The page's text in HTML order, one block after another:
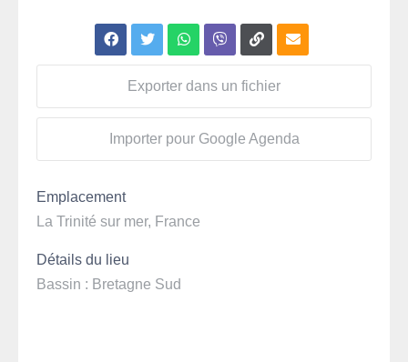
Exporter dans un fichier
Importer pour Google Agenda
Emplacement
La Trinité sur mer, France
Détails du lieu
Bassin : Bretagne Sud